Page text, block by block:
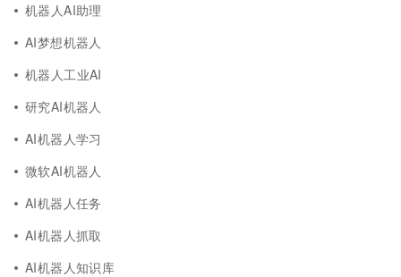
机器人AI助理
AI梦想机器人
机器人工业AI
研究AI机器人
AI机器人学习
微软AI机器人
AI机器人任务
AI机器人抓取
AI机器人知识库